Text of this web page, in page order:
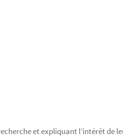
et expliquant l’intérêt de